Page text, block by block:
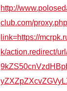
http://
club.com/
link=https://
k/action.redirect/